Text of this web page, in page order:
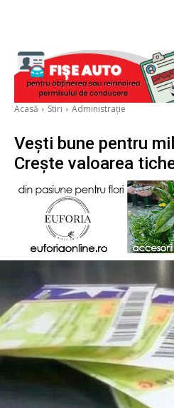
Acasă Stiri Administrație
Vești bune pentru
Crește valoarea